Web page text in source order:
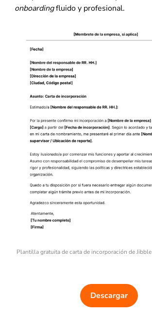
onboardingfluido y profesional.
Plantilla gratuita de carta de incorporación de Jibble
Descargar